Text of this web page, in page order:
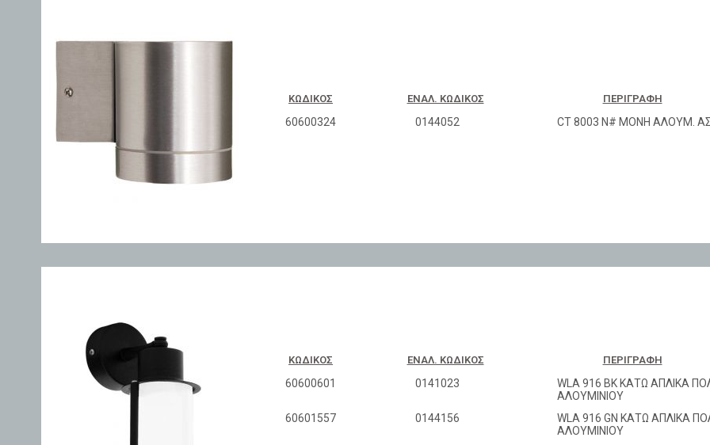
ΚΩΔΙΚΌΣ ΕΝΑΛ. ΚΩΔΙΚΌΣ ΠΕΡΙΓΡΑΦΉ
60600324 0144052 CT 8003 N# ΜΟΝΗ ΑΛΟΥΜ.
ΚΩΔΙΚΌΣ ΕΝΑΛ. ΚΩΔΙΚΌΣ ΠΕΡΙΓΡΑΦΉ
60600601 0141023
WLA 916 BK ΚΑΤΩ ΑΠΛΙΚΑ
ΑΛΟΥΜΙΝΙΟΥ
60601557
0144156
WLA 916 GN ΚΑΤΩ ΑΠΛΙΚΑ
ΑΛΟΥΜΙΝΙΟΥ